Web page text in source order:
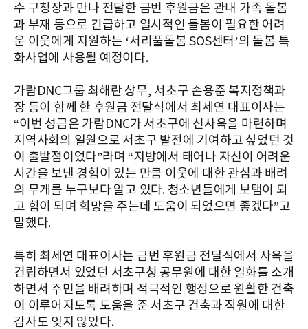
수 구청장과 만나 전달한 금번 후원금은 관내 가족 돌봄
과 부재 등으로 긴급하고 일시적인 돌봄이 필요한 어려
운 이웃에게 지원하는 ‘서리풀돌봄 SOS센터’의 돌봄 특
화사업에 사용될 예정이다.
가람DNC그룹 최해란 상무, 서초구 손용준 복지정책과
장 등이 함께 한 후원금 전달식에서 최세연 대표이사는
“이번 성금은 가람DNC가 서초구에 신사옥을 마련하며
지역사회의 일원으로 서초구 발전에 기여하고 싶었던 것
이 출발점이었다”라며 “지방에서 태어나 자신이 어려운
시간을 보낸 경험이 있는 만큼 이웃에 대한 관심과 배려
의 무게를 누구보다 알고 있다. 청소년들에게 보탬이 되
고 힘이 되며 희망을 주는데 도움이 되었으면 좋겠다”고
말했다.
특히 최세연 대표이사는 금번 후원금 전달식에서 사옥을
건립하면서 있었던 서초구청 공무원에 대한 일화를 소개
하면서 주민을 배려하며 적극적인 행정으로 원활한 건축
이 이루어지도록 도움을 준 서초구 건축과 직원에 대한
감사도 잊지 않았다.